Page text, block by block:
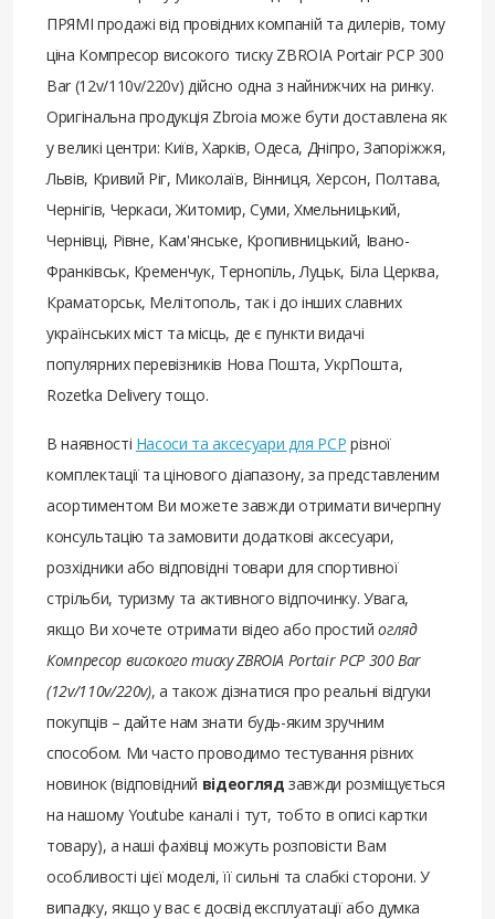
ПРЯМІ продажі від провідних компаній та дилерів, тому
ціна Компресор високого тиску ZBROIA Portair PCP 300
Bar (12v/110v/220v) дійсно одна з найнижчих на ринку.
Оригінальна продукція Zbroia може бути доставлена ​​як
у великі центри: Київ, Харків, Одеса, Дніпро, Запоріжжя,
Львів, Кривий Ріг, Миколаїв, Вінниця, Херсон, Полтава,
Чернігів, Черкаси, Житомир, Суми, Хмельницький,
Чернівці, Рівне, Кам'янське, Кропивницький, Івано-
Франківськ, Кременчук, Тернопіль, Луцьк, Біла Церква,
Краматорськ, Мелітополь, так і до інших славних
українських міст та місць, де є пункти видачі
популярних перевізників Нова Пошта, УкрПошта,
Rozetka Delivery тощо.
В наявності Насоси та аксесуари для PCP різної
комплектації та цінового діапазону, за представленим
асортиментом Ви можете завжди отримати вичерпну
консультацію та замовити додаткові аксесуари,
розхідники або відповідні товари для спортивної
стрільби, туризму та активного відпочинку. Увага,
якщо Ви хочете отримати відео або простийогляд
Компресор високого тиску ZBROIA Portair PCP 300 Bar
(12v/110v/220v), а також дізнатися про реальні відгуки
покупців – дайте нам знати будь-яким зручним
способом. Ми часто проводимо тестування різних
новинок (відповідний відеогляд завжди розміщується
на нашому Youtube каналі і тут, тобто в описі картки
товару), а наші фахівці можуть розповісти Вам
особливості цієї моделі, її сильні та слабкі сторони. У
випадку, якщо у вас є досвід експлуатації або думка